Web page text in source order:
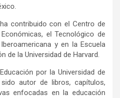
contribuido con el Centro de
el Tecnológico de
y en la Escuela
de la Universidad de Harvard.
por la Universidad de
autor de libros, capítulos,
enfocadas en la educación